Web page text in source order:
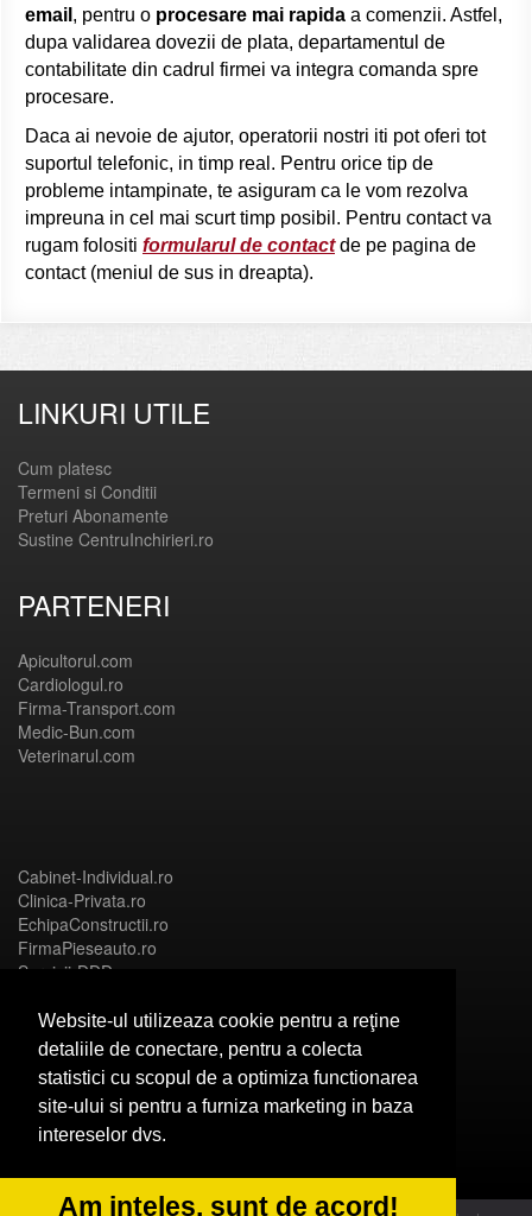
Website-ul utilizeaza cookie pentru a reţine
detaliile de conectare, pentru a colecta
statistici cu scopul de a optimiza functionarea
site-ului si pentru a furniza marketing in baza
intereselor dvs.
Am inteles, sunt de acord!
email , pentru o procesare mai rapida a comenzii. Astfel,
dupa validarea dovezii de plata, departamentul de
contabilitate din cadrul firmei va integra comanda spre
procesare.
Daca ai nevoie de ajutor, operatorii nostri iti pot oferi tot
suportul telefonic, in timp real. Pentru orice tip de
probleme intampinate, te asiguram ca le vom rezolva
impreuna in cel mai scurt timp posibil. Pentru contact va
rugam folositi formularul de contactde pe pagina de
contact (meniul de sus in dreapta).
LINKURI UTILE
Cum platesc
Termeni si Conditii
Preturi Abonamente
Sustine CentruInchirieri.ro
PARTENERI
Apicultorul.com
Cardiologul.ro
Firma-Transport.com
Medic-Bun.com
Veterinarul.com
Cabinet-Individual.ro
Clinica-Privata.ro
EchipaConstructii.ro
FirmaPieseauto.ro
Servicii-DDD.com
Birouri-Cadastru.ro
CramaVinuri.ro
FirmaTractariAuto.ro